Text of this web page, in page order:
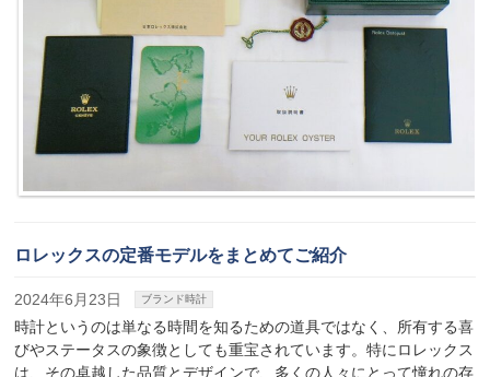
ロレックスの定番モデルをまとめてご紹介
2024年6月23日 ブランド時計
時計というのは単なる時間を知るための道具ではなく、所有する喜
びやステータスの象徴としても重宝されています。特にロレックス
は、その卓越した品質とデザインで、多くの人々にとって憧れの存